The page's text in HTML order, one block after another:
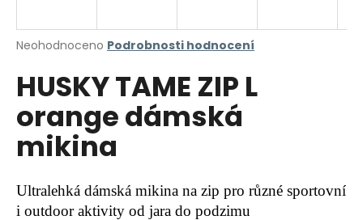
Průměrné
produktu
je
z
5
hvězdiček.
Neohodnoceno Podrobnosti hodnocení
HUSKY TAME ZIP L
orange dámská
mikina
Ultralehká dámská mikina na zip pro různé sportovní
i outdoor aktivity od jara do podzimu
j
t
?
HLEDAT